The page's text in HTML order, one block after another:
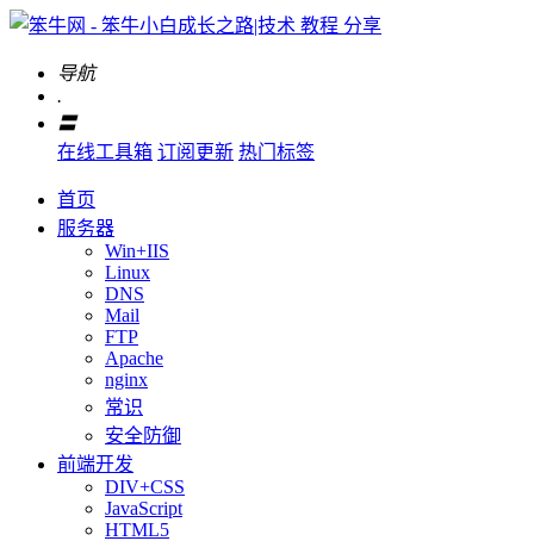
导航
.
〓
在线工具箱 订阅更新 热门标签
首页
服务器
Win+IIS
Linux
DNS
Mail
FTP
Apache
nginx
常识
安全防御
前端开发
DIV+CSS
JavaScript
HTML5